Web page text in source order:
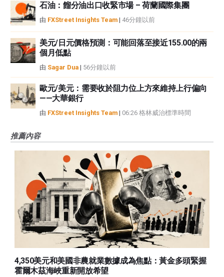
石油：餾分油出口收緊市場 – 荷蘭國際集團
由 FXStreet Insights Team | 46分鐘以前
美元/日元價格預測：可能回落至接近155.00的兩
個月低點
由 Sagar Dua | 56分鐘以前
歐元/美元：需要收於阻力位上方來維持上行偏向
——大華銀行
由 FXStreet Insights Team | 06:26 格林威治標準時間
推薦內容
4,350美元和美國非農就業數據成為焦點：黃金多頭緊握
霍爾木茲海峽重新開放希望